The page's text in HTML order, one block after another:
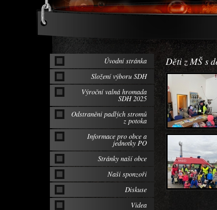
Děti z MŠ s
Úvodní stránka
Složení výboru SDH
Výroční valná hromada
SDH 2025
Odstraněni padlých stromů
z potoka
Informace pro obce a
jednotky PO
Stránky naší obce
Naši sponzoři
Diskuse
Videa